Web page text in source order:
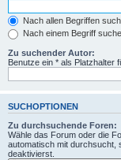
Nach allen Begriffen
Nach einem Begriff
Zu suchender Autor:
Benutze ein * als Platzhalter
SUCHOPTIONEN
Zu durchsuchende Foren:
Wähle das Forum oder die
automatisch mit durchsucht,
deaktivierst.